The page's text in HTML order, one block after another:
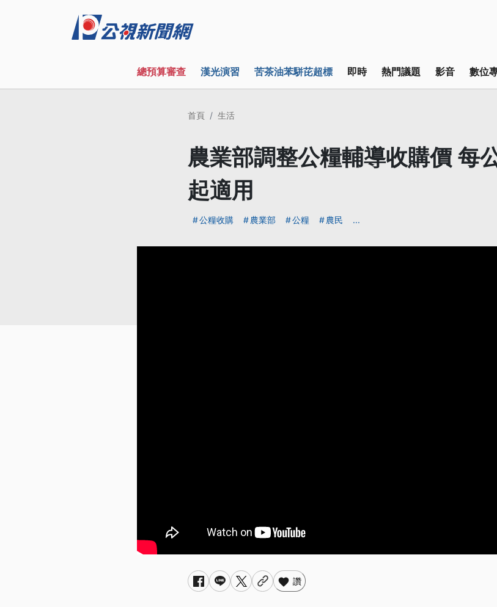
總預算審查 漢光演習 苦茶油苯駢芘超標 即時 熱門議題 影音 數位
首頁 生活
農業部調整公糧輔導收購價 每
起適用
公糧收購 農業部 公糧 農民 ...
讚